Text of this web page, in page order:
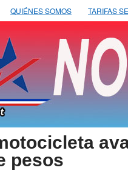
QUIÉNES SOMOS TARIFAS
pesos